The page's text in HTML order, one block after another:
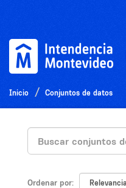
Inicio Conjuntos de datos
Ordenar por